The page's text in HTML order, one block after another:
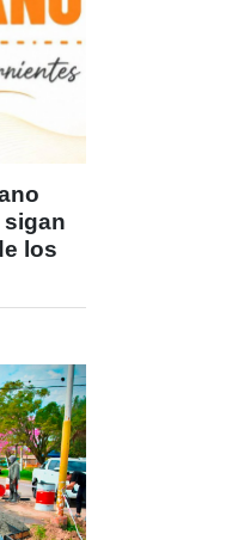
sigan
los